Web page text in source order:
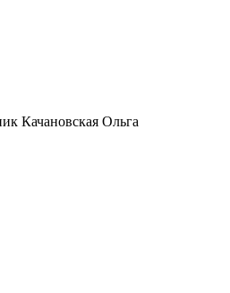
Качановская Ольга